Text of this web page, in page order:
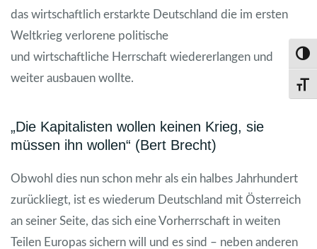
das wirtschaftlich erstarkte Deutschland die im ersten
Weltkrieg verlorene politische
und wirtschaftliche Herrschaft wiedererlangen und
weiter ausbauen wollte.
„Die Kapitalisten wollen keinen Krieg, sie
müssen ihn wollen“ (Bert Brecht)
Obwohl dies nun schon mehr als ein halbes Jahrhundert
zurückliegt, ist es wiederum Deutschland mit Österreich
an seiner Seite, das sich eine Vorherrschaft in weiten
Teilen Europas sichern will und es sind – neben anderen